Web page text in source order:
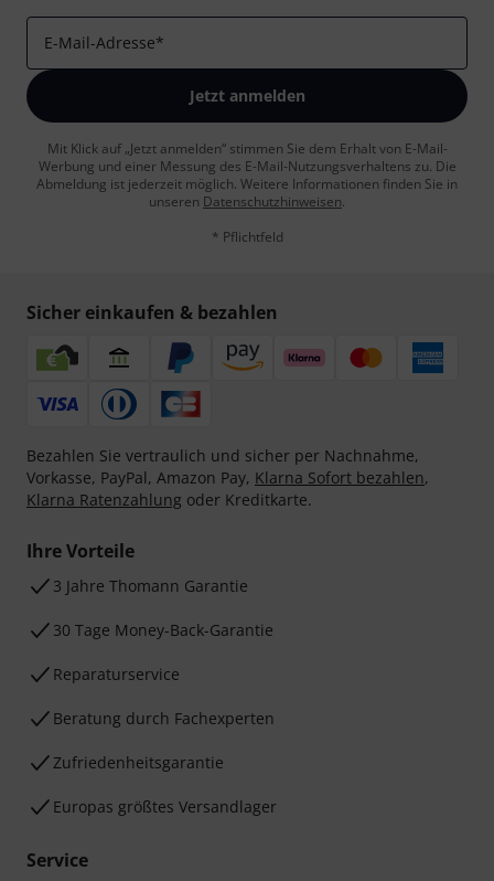
E-Mail-Adresse*
Jetzt anmelden
Mit Klick auf „Jetzt anmelden“ stimmen Sie dem Erhalt von E-Mail-
Werbung und einer Messung des E-Mail-Nutzungsverhaltens zu. Die
Abmeldung ist jederzeit möglich. Weitere Informationen finden Sie in
unseren Datenschutzhinweisen.
* Pflichtfeld
Sicher einkaufen & bezahlen
Bezahlen Sie vertraulich und sicher per Nachnahme,
Vorkasse, PayPal, Amazon Pay, Klarna Sofort bezahlen,
Klarna Ratenzahlung oder Kreditkarte.
Ihre Vorteile
3 Jahre Thomann Garantie
30 Tage Money-Back-Garantie
Reparaturservice
Beratung durch Fachexperten
Zufriedenheitsgarantie
Europas größtes Versandlager
Service